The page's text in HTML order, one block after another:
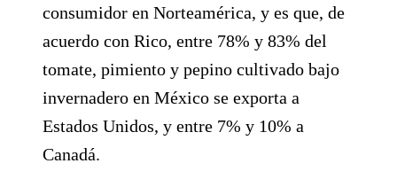
consumidor en Norteamérica, y es que, de
acuerdo con Rico, entre 78% y 83% del
tomate, pimiento y pepino cultivado bajo
invernadero en México se exporta a
Estados Unidos, y entre 7% y 10% a
Canadá.